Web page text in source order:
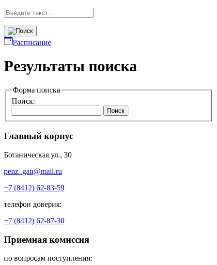
Расписание
Результаты поиска
Форма поиска
Поиск:
Поиск
Главный корпус
Ботаническая ул., 30
penz_gau@mail.ru
+7 (8412) 62-83-59
телефон доверия:
+7 (8412) 62-87-30
Приемная комиссия
по вопросам поступления: